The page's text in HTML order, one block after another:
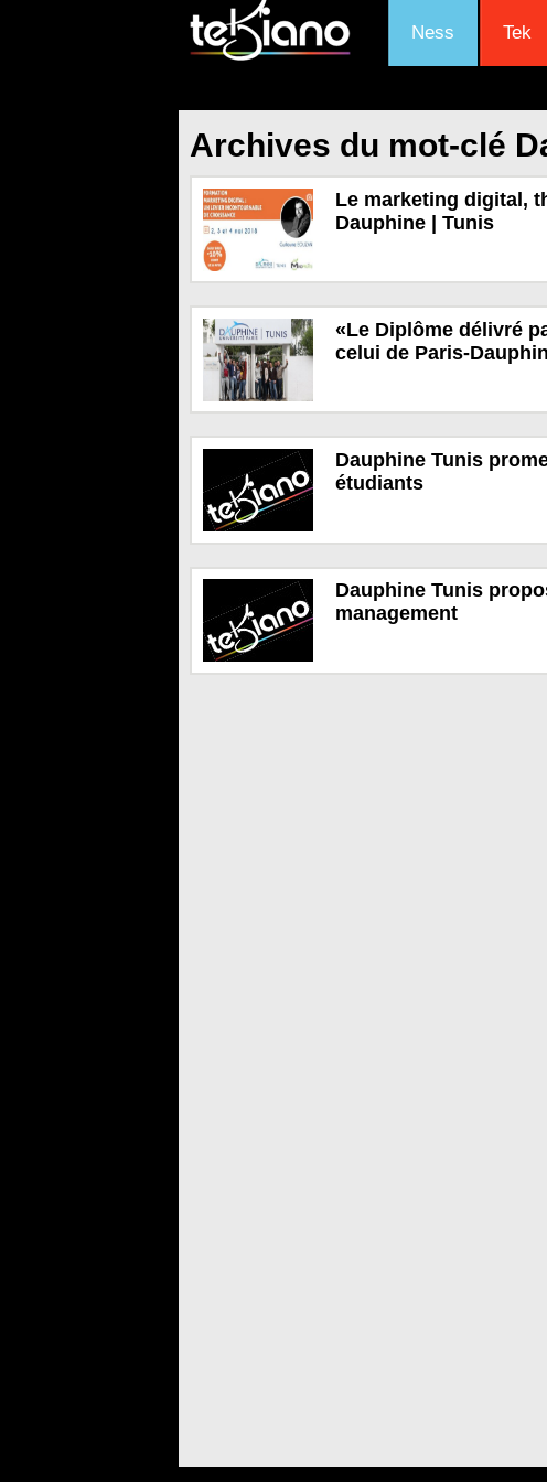
Ness Tek
Archives du mot-clé
Le marketing digital,
Dauphine | Tunis
«Le Diplôme délivré
celui de Paris-
Dauphine Tunis
étudiants
Dauphine Tunis
management